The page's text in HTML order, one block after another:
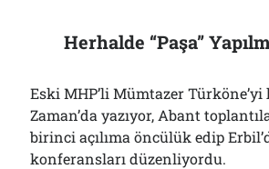
Herhalde “Paşa”
Eski MHP’li Mümtazer Türköne’yi
Zaman’da yazıyor, Abant
birinci açılıma öncülük edip
konferansları düzenliyordu.